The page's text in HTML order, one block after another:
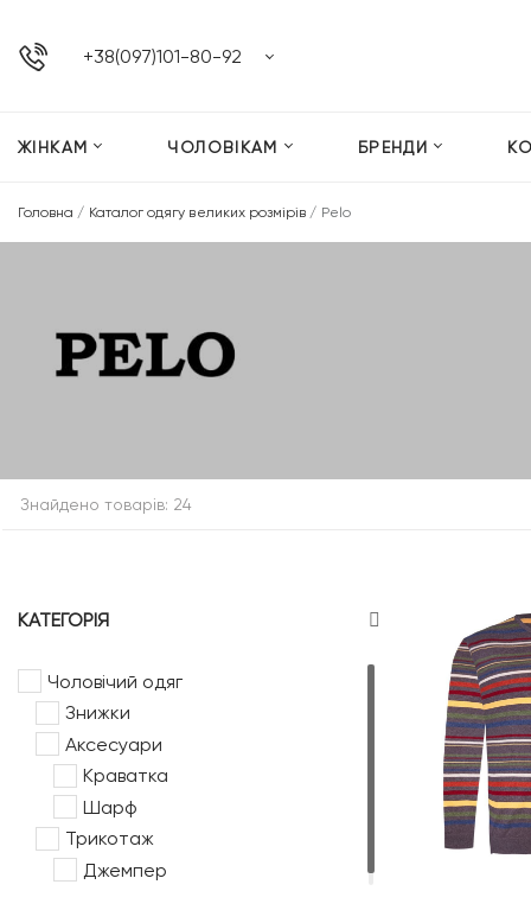
+38(097)101-80-92
ЖІНКАМ ЧОЛОВІКАМ БРЕНДИ
Головна / Каталог одягу великих розмірів / Pelo
Знайдено товарів: 24
КАТЕГОРІЯ
Чоловічий одяг
Знижки
Аксесуари
Краватка
Шарф
Трикотаж
Джемпер